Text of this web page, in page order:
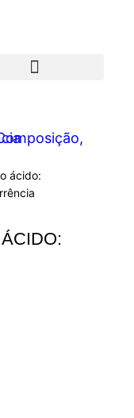
ácido: